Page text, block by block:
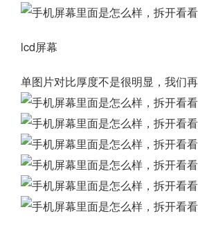
lcd屏幕
单图片对比厚度不是很明显，我们